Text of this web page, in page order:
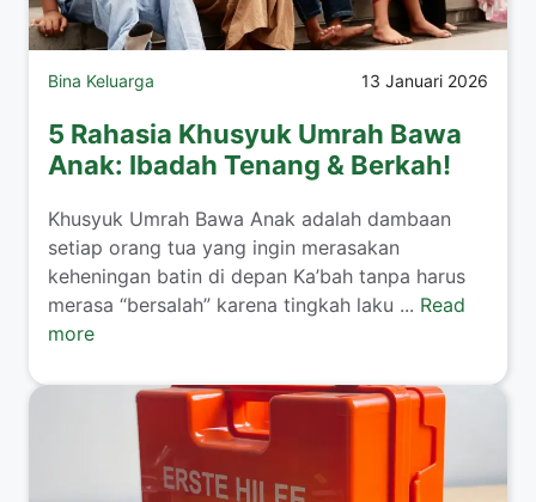
Bina Keluarga 13 Januari 2026
5 Rahasia Khusyuk Umrah Bawa
Anak: Ibadah Tenang & Berkah!
​Khusyuk Umrah Bawa Anak adalah dambaan
setiap orang tua yang ingin merasakan
keheningan batin di depan Ka’bah tanpa harus
merasa “bersalah” karena tingkah laku ... Read
more